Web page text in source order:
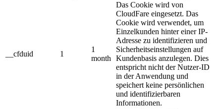
__cfduid 1
1
month
Das Cookie wird von
CloudFare eingesetzt. Das
Cookie wird verwendet, um
Einzelkunden hinter einer IP-
Adresse zu identifizieren und
Sicherheitseinstellungen auf
Kundenbasis anzulegen. Dies
entspricht nicht der Nutzer-ID
in der Anwendung und
speichert keine persönlichen
und identifizierbaren
Informationen.